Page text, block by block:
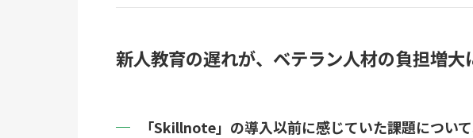
新人教育の遅れが、ベテラン人材の負担増大
「Skillnote」の導入以前に感じていた課題について